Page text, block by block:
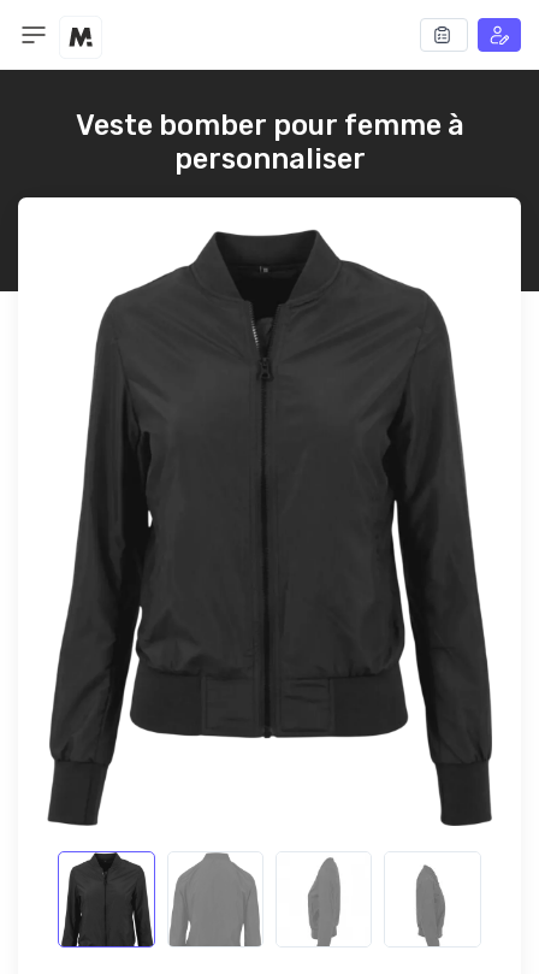
Veste bomber pour femme à
personnaliser